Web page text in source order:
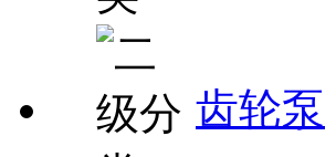
齿轮泵